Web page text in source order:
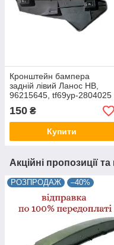
Кронштейн бампера
задній лівий Ланос НВ,
96215645, tf69yp-2804025
150 ₴
Купити
Акційні пропозиції
РОЗПРОДАЖ –40%